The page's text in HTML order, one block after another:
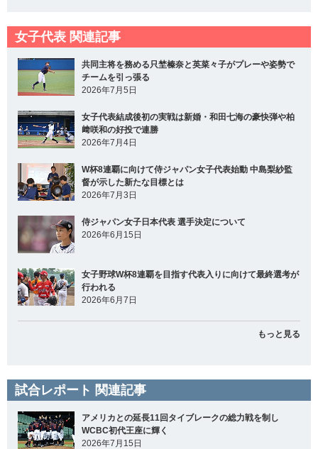
女子代表 関連記事
共同主将を務める只埜榛奈と英菜々子がプレーや姿勢で
チームを引っ張る
2026年7月5日
女子代表結成後初の実戦は新婚・和田七海の豪快弾や柏
﨑咲和の好投で連勝
2026年7月4日
W杯8連覇に向けて侍ジャパン女子代表始動 中島梨紗監
督が示した新たな目標とは
2026年7月3日
侍ジャパン女子日本代表 選手決定について
2026年6月15日
女子野球W杯8連覇を目指す代表入りに向けて最終選考が
行われる
2026年6月7日
もっと見る
試合レポート 関連記事
アメリカとの延長11回タイブレークの総力戦を制し
WCBC初代王座に輝く
2026年7月15日